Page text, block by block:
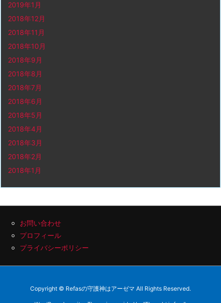
2019年1月
2018年12月
2018年11月
2018年10月
2018年9月
2018年8月
2018年7月
2018年6月
2018年5月
2018年4月
2018年3月
2018年2月
2018年1月
お問い合わせ
プロフィール
プライバシーポリシー
Copyright © Refasの守護神はアーゼマ All Rights Reserved.